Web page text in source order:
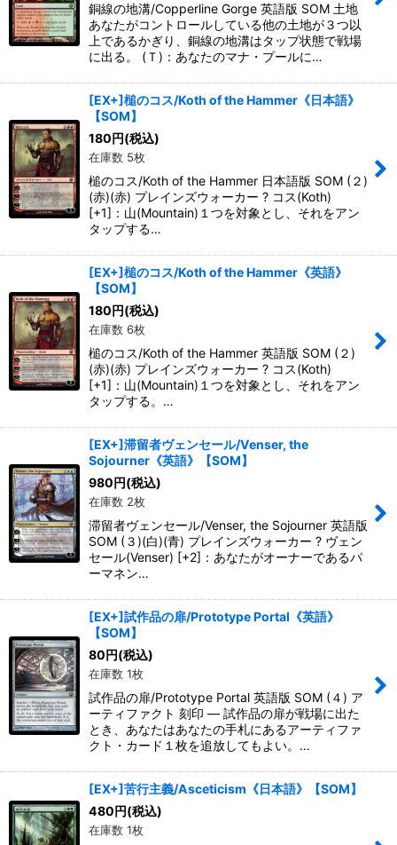
銅線の地溝/Copperline Gorge 英語版 SOM 土地
あなたがコントロールしている他の土地が３つ以
上であるかぎり、銅線の地溝はタップ状態で戦場
に出る。 (Ｔ)：あなたのマナ・プールに…
[EX+]槌のコス/Koth of the Hammer《日本語》
【SOM】
180円(税込)
在庫数 5枚
槌のコス/Koth of the Hammer 日本語版 SOM (２)
(赤)(赤) プレインズウォーカー ? コス(Koth)
[+1]：山(Mountain)１つを対象とし、それをアン
タップする…
[EX+]槌のコス/Koth of the Hammer《英語》
【SOM】
180円(税込)
在庫数 6枚
槌のコス/Koth of the Hammer 英語版 SOM (２)
(赤)(赤) プレインズウォーカー ? コス(Koth)
[+1]：山(Mountain)１つを対象とし、それをアン
タップする。…
[EX+]滞留者ヴェンセール/Venser, the
Sojourner《英語》【SOM】
980円(税込)
在庫数 2枚
滞留者ヴェンセール/Venser, the Sojourner 英語版
SOM (３)(白)(青) プレインズウォーカー ? ヴェン
セール(Venser) [+2]：あなたがオーナーであるパ
ーマネン…
[EX+]試作品の扉/Prototype Portal《英語》
【SOM】
80円(税込)
在庫数 1枚
試作品の扉/Prototype Portal 英語版 SOM (４) ア
ーティファクト 刻印 ― 試作品の扉が戦場に出た
とき、あなたはあなたの手札にあるアーティファ
クト・カード１枚を追放してもよい。…
[EX+]苦行主義/Asceticism《日本語》【SOM】
480円(税込)
在庫数 1枚